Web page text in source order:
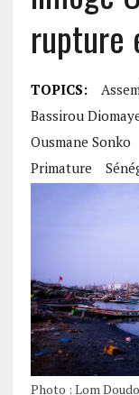
rupture
TOPICS:
Bassirou
Ousmane Sonko
Primature
Photo : Lom